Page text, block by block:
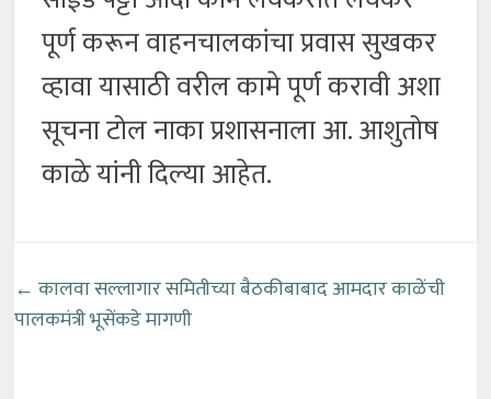
पूर्ण करून वाहनचालकांचा प्रवास सुखकर
व्हावा यासाठी वरील कामे पूर्ण करावी अशा
सूचना टोल नाका प्रशासनाला आ. आशुतोष
काळे यांनी दिल्या आहेत.
← कालवा सल्लागार समितीच्या बैठकीबाबाद आमदार काळेंची
पालकमंत्री भूसेंकडे मागणी